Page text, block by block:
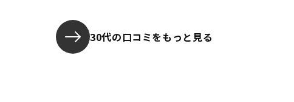
30代の口コミをもっと見る